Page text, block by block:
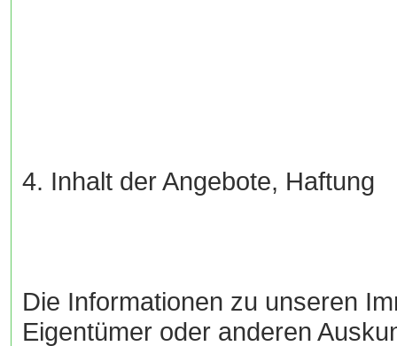
4. Inhalt der Angebote, Haftung
Die Informationen zu unseren
Eigentümer oder anderen